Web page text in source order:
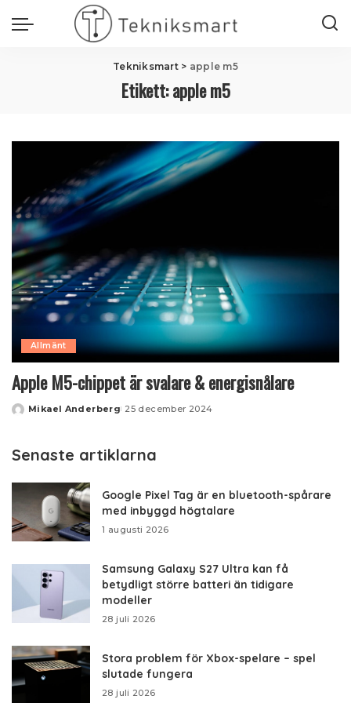
Tekniksmart > apple m5
Etikett:apple m5
Allmänt
Apple M5-chippet är svalare & energisnålare
Posted
Mikael Anderberg 25 december 2024
Senaste artiklarna
Google Pixel Tag är en bluetooth-spårare
med inbyggd högtalare
1 augusti 2026
Samsung Galaxy S27 Ultra kan få
betydligt större batteri än tidigare
modeller
28 juli 2026
Stora problem för Xbox-spelare – spel
slutade fungera
28 juli 2026